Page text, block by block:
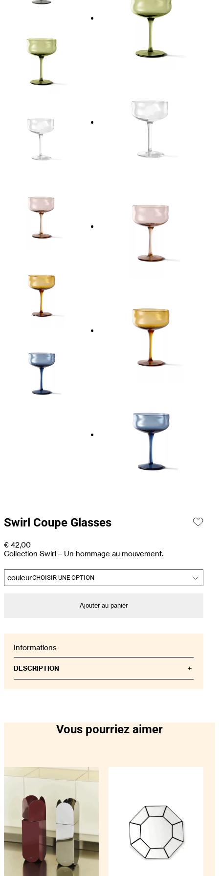
Swirl Coupe Glasses
€ 42,00
Collection Swirl – Un hommage au mouvement.
couleur
Ajouter au panier
Informations
DESCRIPTION
Collection Swirl – Un hommage au mouvement.
servir des cocktails pétillants, des desserts élégants
ou simplement une boisson en soirée. Leurs
Servez-les avec un SWIRL.
Les verres Swirl Coupe se marient parfaitement
avec les verres assortis Swirl Small Tumbler (240
ml), Longdrink (460 ml) et les bouteilles (0,75 L | 1,25
L). Ensemble, ils créent une table harmonieuse et
mettent en valeur chaque surface, que ce soit pour
servir, décorer ou faire une impression.
Chaque set se compose de 2 verres (260 ml) et est
disponible dans les sept couleurs emblématiques de
la collection Swirl, permettant d’infinies
combinaisons pour compléter votre collection de
Vous pourriez aimer